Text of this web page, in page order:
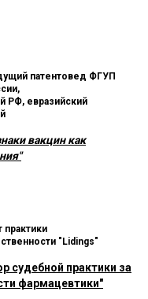
патентовед ФГУП
РФ, евразийский
вакцин как
практики
"Lidings"
судебной практики за
фармацевтики"